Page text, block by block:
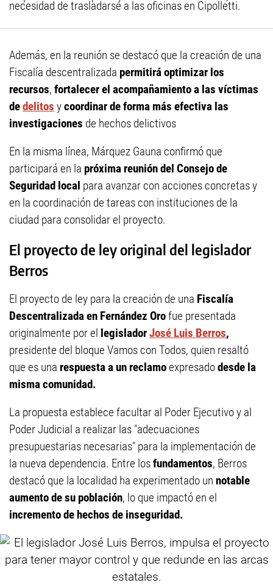
necesidad de trasladarse a las oficinas en Cipolletti.
Además, en la reunión se destacó que la creación de una
Fiscalía descentralizada permitirá optimizar los
recursos, fortalecer el acompañamiento a las víctimas
dedelitos ycoordinar de forma más efectiva las
investigaciones de hechos delictivos
En la misma línea, Márquez Gauna confirmó que
participará en la próxima reunión del Consejo de
Seguridad local para avanzar con acciones concretas y
en la coordinación de tareas con instituciones de la
ciudad para consolidar el proyecto.
El proyecto de ley original del legislador
Berros
El proyecto de ley para la creación de una Fiscalía
Descentralizada en Fernández Orofue presentada
originalmente por el legisladorJosé Luis Berros,
presidente del bloque Vamos con Todos, quien resaltó
que es una respuesta a un reclamoexpresadodesde la
misma comunidad.
La propuesta establece facultar al Poder Ejecutivo y al
Poder Judicial a realizar las "adecuaciones
presupuestarias necesarias" para la implementación de
la nueva dependencia. Entre losfundamentos, Berros
destacó que la localidad ha experimentado un notable
aumento de su población, lo que impactó en el
incremento de hechos de inseguridad.